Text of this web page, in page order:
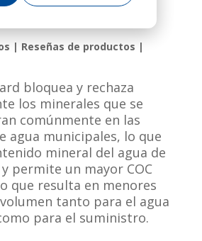
| Reseñas de productos |
bloquea y rechaza
los minerales que se
comúnmente en las
agua municipales, lo que
mineral del agua de
permite un mayor COC
que resulta en menores
tanto para el agua
para el suministro.